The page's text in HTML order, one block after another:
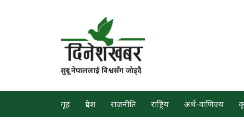
सुदूर नेपाललाई विश्वसँग जोड्दै
गृह प्रदेश राजनीति राष्ट्रिय अर्थ-वाणिज्य